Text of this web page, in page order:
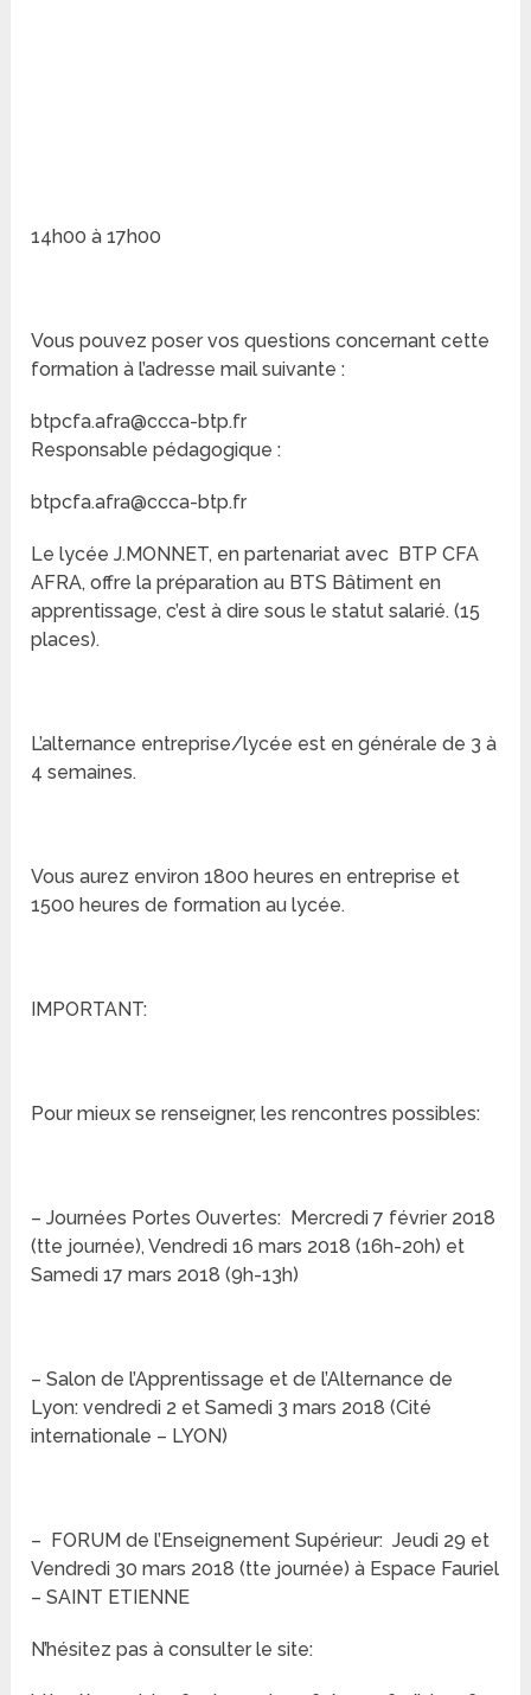
14h00 à 17h00
Vous pouvez poser vos questions concernant cette
formation à l’adresse mail suivante :
btpcfa.afra@ccca-btp.fr
Responsable pédagogique :
btpcfa.afra@ccca-btp.fr
Le lycée J.MONNET, en partenariat avec BTP CFA
AFRA, offre la préparation au BTS Bâtiment en
apprentissage, c’est à dire sous le statut salarié. (15
places).
L’alternance entreprise/lycée est en générale de 3 à
4 semaines.
Vous aurez environ 1800 heures en entreprise et
1500 heures de formation au lycée.
IMPORTANT:
Pour mieux se renseigner, les rencontres possibles:
– Journées Portes Ouvertes: Mercredi 7 février 2018
(tte journée), Vendredi 16 mars 2018 (16h-20h) et
Samedi 17 mars 2018 (9h-13h)
– Salon de l’Apprentissage et de l’Alternance de
Lyon: vendredi 2 et Samedi 3 mars 2018 (Cité
internationale – LYON)
– FORUM de l’Enseignement Supérieur: Jeudi 29 et
Vendredi 30 mars 2018 (tte journée) à Espace Fauriel
– SAINT ETIENNE
N’hésitez pas à consulter le site: